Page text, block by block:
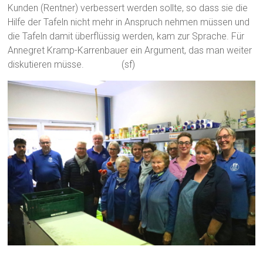
Kunden (Rentner) verbessert werden sollte, so dass sie die
Hilfe der Tafeln nicht mehr in Anspruch nehmen müssen und
die Tafeln damit überflüssig werden, kam zur Sprache. Für
Annegret Kramp-Karrenbauer ein Argument, das man weiter
diskutieren müsse. (sf)